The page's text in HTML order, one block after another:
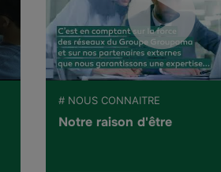
# NOUS CONNAITRE
Notre raison d'être